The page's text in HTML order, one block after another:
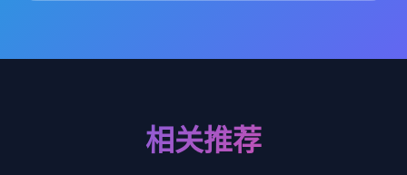
相关推荐